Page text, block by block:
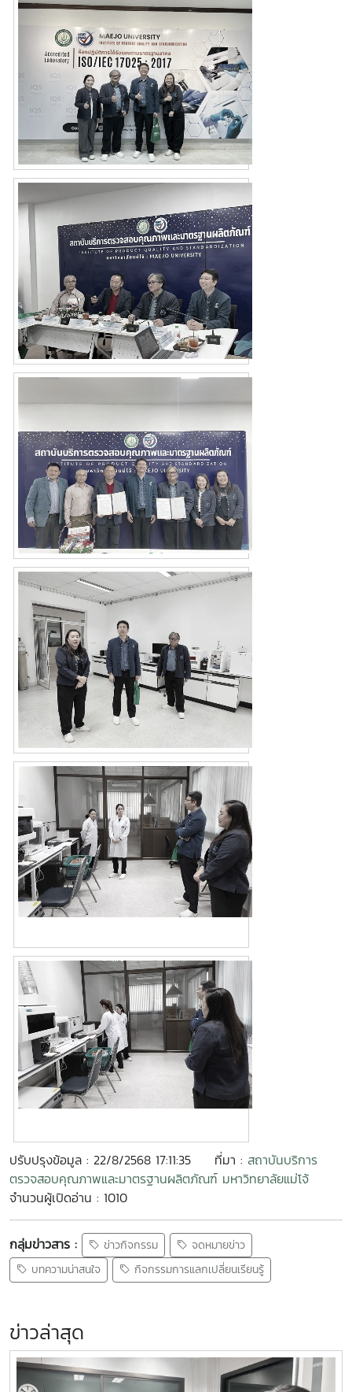
ปรับปรุงข้อมูล : 22/8/2568 17:11:35 ที่มา : สถาบันบริการ
ตรวจสอบคุณภาพและมาตรฐานผลิตภัณฑ์ มหาวิทยาลัยแม่โจ้
จำนวนผู้เปิดอ่าน : 1010
กลุ่มข่าวสาร : ข่าวกิจกรรม
จดหมายข่าว
บทความน่าสนใจ
กิจกรรมการแลกเปลี่ยนเรียนรู้
ข่าวล่าสุด